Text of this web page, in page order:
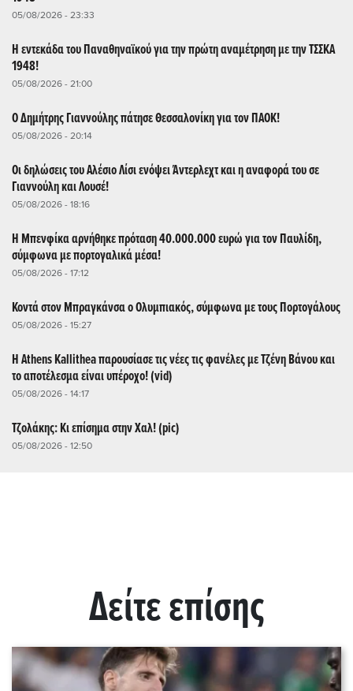
05/08/2026 - 23:33
Η εντεκάδα του Παναθηναϊκού για την πρώτη αναμέτρηση με την ΤΣΣΚΑ
1948!
05/08/2026 - 21:00
Ο Δημήτρης Γιαννούλης πάτησε Θεσσαλονίκη για τον ΠΑΟΚ!
05/08/2026 - 20:14
Οι δηλώσεις του Αλέσιο Λίσι ενόψει Άντερλεχτ και η αναφορά του σε
Γιαννούλη και Λουσέ!
05/08/2026 - 18:16
Η Μπενφίκα αρνήθηκε πρόταση 40.000.000 ευρώ για τον Παυλίδη,
σύμφωνα με πορτογαλικά μέσα!
05/08/2026 - 17:12
Κοντά στον Μπραγκάνσα ο Ολυμπιακός, σύμφωνα με τους Πορτογάλους
05/08/2026 - 15:27
Η Athens Kallithea παρουσίασε τις νέες τις φανέλες με Τζένη Βάνου και
το αποτέλεσμα είναι υπέροχο! (vid)
05/08/2026 - 14:17
Τζολάκης: Κι επίσημα στην Χαλ! (pic)
05/08/2026 - 12:50
Δείτε επίσης